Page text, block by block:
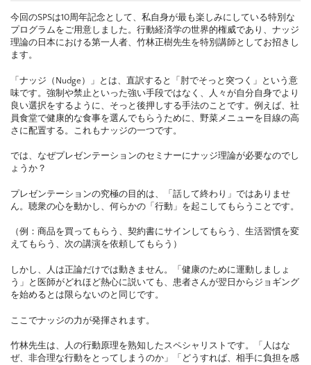
今回のSPSは10周年記念として、私自身が最も楽しみにしている特別な
プログラムをご用意しました。行動経済学の世界的権威であり、ナッジ
理論の日本における第一人者、竹林正樹先生を特別講師としてお招きし
ます。
「ナッジ（Nudge）」とは、直訳すると「肘でそっと突つく」という意
味です。強制や禁止といった強い手段ではなく、人々が自分自身でより
良い選択をするように、そっと後押しする手法のことです。例えば、社
員食堂で健康的な食事を選んでもらうために、野菜メニューを目線の高
さに配置する。これもナッジの一つです。
では、なぜプレゼンテーションのセミナーにナッジ理論が必要なのでし
ょうか？
プレゼンテーションの究極の目的は、「話して終わり」ではありませ
ん。聴衆の心を動かし、何らかの「行動」を起こしてもらうことです。
（例：商品を買ってもらう、契約書にサインしてもらう、生活習慣を変
えてもらう、次の講演を依頼してもらう）
しかし、人は正論だけでは動きません。「健康のために運動しましょ
う」と医師がどれほど熱心に説いても、患者さんが翌日からジョギング
を始めるとは限らないのと同じです。
ここでナッジの力が発揮されます。
竹林先生は、人の行動原理を熟知したスペシャリストです。「人はな
ぜ、非合理な行動をとってしまうのか」「どうすれば、相手に負担を感